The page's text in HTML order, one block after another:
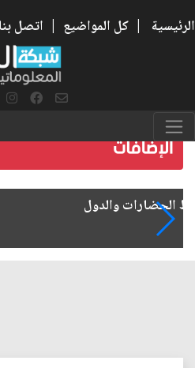
الرئيسية | كل المواضيع | اتصل
رواتب الموظفين